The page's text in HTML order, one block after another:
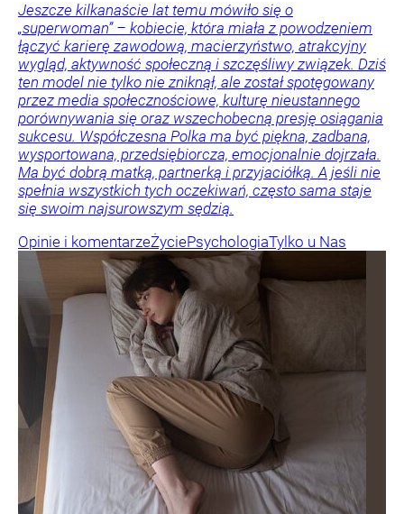
Jeszcze kilkanaście lat temu mówiło się o
„superwoman” – kobiecie, która miała z powodzeniem
łączyć karierę zawodową, macierzyństwo, atrakcyjny
wygląd, aktywność społeczną i szczęśliwy związek. Dziś
ten model nie tylko nie zniknął, ale został spotęgowany
przez media społecznościowe, kulturę nieustannego
porównywania się oraz wszechobecną presję osiągania
sukcesu. Współczesna Polka ma być piękna, zadbana,
wysportowana, przedsiębiorcza, emocjonalnie dojrzała.
Ma być dobrą matką, partnerką i przyjaciółką. A jeśli nie
spełnia wszystkich tych oczekiwań, często sama staje
się swoim najsurowszym sędzią.
Opinie i komentarzeŻyciePsychologiaTylko u Nas